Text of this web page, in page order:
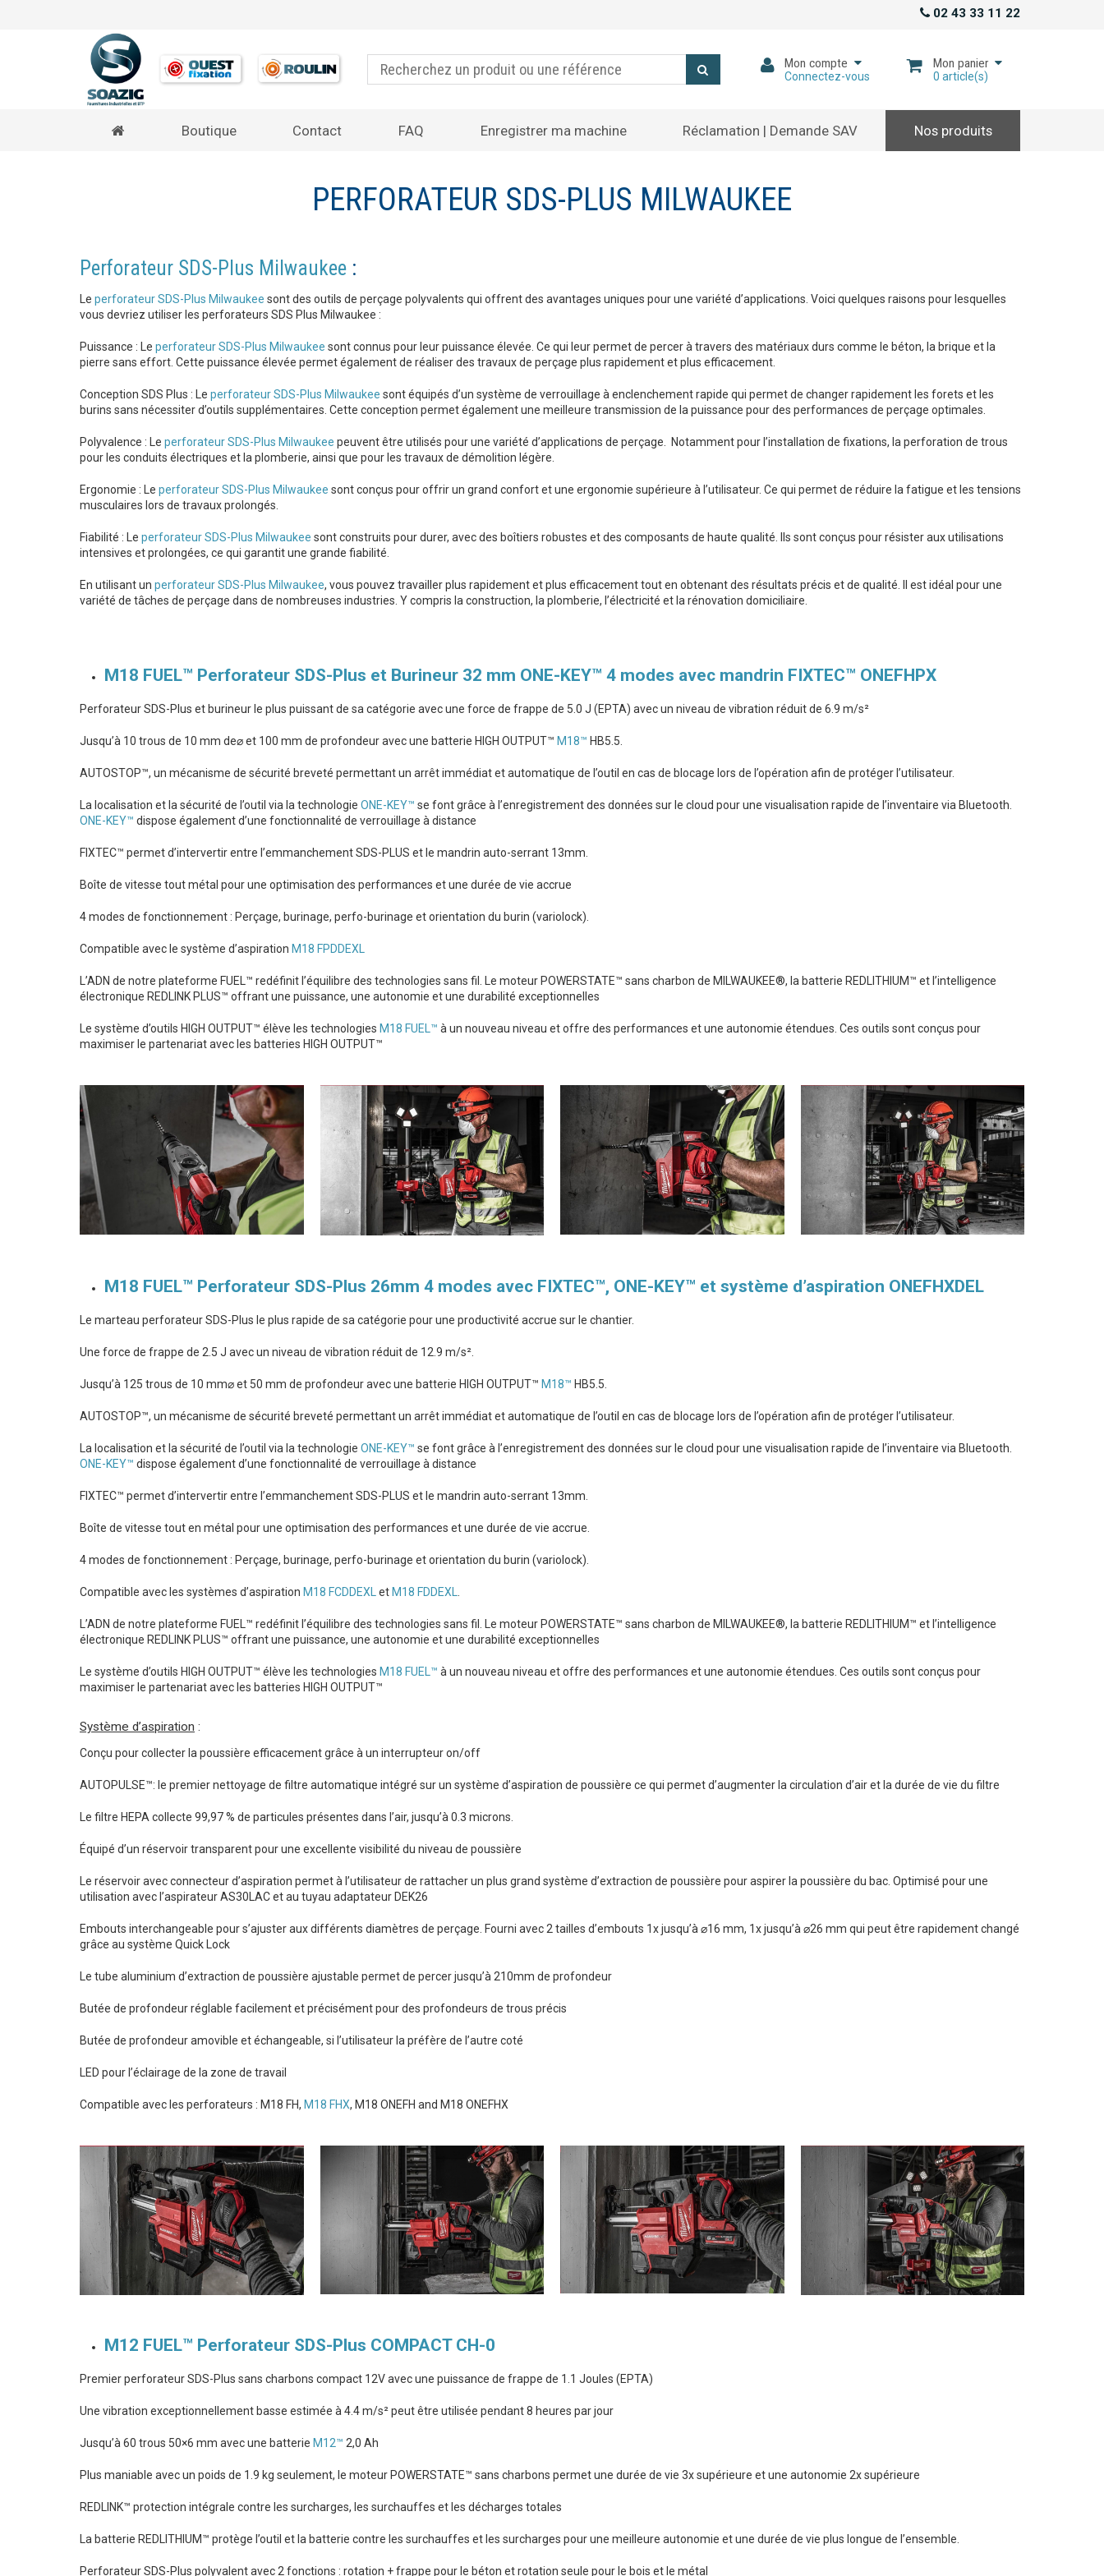
02 43 33 11 22
Mon compte
Connectez-vous
Mon panier
0 article(s)
Boutique Contact FAQ Enregistrer ma machine Réclamation | Demande SAV Nos produits
PERFORATEUR SDS-PLUS MILWAUKEE
Perforateur SDS-Plus Milwaukee :
Le perforateur SDS-Plus Milwaukee sont des outils de perçage polyvalents qui offrent des avantages uniques pour une variété d’applications. Voici quelques raisons pour lesquelles
vous devriez utiliser les perforateurs SDS Plus Milwaukee :
Puissance : Le perforateur SDS-Plus Milwaukee sont connus pour leur puissance élevée. Ce qui leur permet de percer à travers des matériaux durs comme le béton, la brique et la
pierre sans effort. Cette puissance élevée permet également de réaliser des travaux de perçage plus rapidement et plus efficacement.
Conception SDS Plus : Le perforateur SDS-Plus Milwaukee sont équipés d’un système de verrouillage à enclenchement rapide qui permet de changer rapidement les forets et les
burins sans nécessiter d’outils supplémentaires. Cette conception permet également une meilleure transmission de la puissance pour des performances de perçage optimales.
Polyvalence : Le perforateur SDS-Plus Milwaukee peuvent être utilisés pour une variété d’applications de perçage. Notamment pour l’installation de fixations, la perforation de trous
pour les conduits électriques et la plomberie, ainsi que pour les travaux de démolition légère.
Ergonomie : Le perforateur SDS-Plus Milwaukee sont conçus pour offrir un grand confort et une ergonomie supérieure à l’utilisateur. Ce qui permet de réduire la fatigue et les tensions
musculaires lors de travaux prolongés.
Fiabilité : Le perforateur SDS-Plus Milwaukee sont construits pour durer, avec des boîtiers robustes et des composants de haute qualité. Ils sont conçus pour résister aux utilisations
intensives et prolongées, ce qui garantit une grande fiabilité.
En utilisant un perforateur SDS-Plus Milwaukee, vous pouvez travailler plus rapidement et plus efficacement tout en obtenant des résultats précis et de qualité. Il est idéal pour une
variété de tâches de perçage dans de nombreuses industries. Y compris la construction, la plomberie, l’électricité et la rénovation domiciliaire.
M18 FUEL™ Perforateur SDS-Plus et Burineur 32 mm ONE-KEY™ 4 modes avec mandrin FIXTEC™ ONEFHPX
Perforateur SDS-Plus et burineur le plus puissant de sa catégorie avec une force de frappe de 5.0 J (EPTA) avec un niveau de vibration réduit de 6.9 m/s²
Jusqu’à 10 trous de 10 mm de⌀ et 100 mm de profondeur avec une batterie HIGH OUTPUT™ M18™ HB5.5.
AUTOSTOP™, un mécanisme de sécurité breveté permettant un arrêt immédiat et automatique de l’outil en cas de blocage lors de l’opération afin de protéger l’utilisateur.
La localisation et la sécurité de l’outil via la technologie ONE-KEY™ se font grâce à l’enregistrement des données sur le cloud pour une visualisation rapide de l’inventaire via Bluetooth.
ONE-KEY™ dispose également d’une fonctionnalité de verrouillage à distance
FIXTEC™ permet d’intervertir entre l’emmanchement SDS-PLUS et le mandrin auto-serrant 13mm.
Boîte de vitesse tout métal pour une optimisation des performances et une durée de vie accrue
4 modes de fonctionnement : Perçage, burinage, perfo-burinage et orientation du burin (variolock).
Compatible avec le système d’aspiration M18 FPDDEXL
L’ADN de notre plateforme FUEL™ redéfinit l’équilibre des technologies sans fil. Le moteur POWERSTATE™ sans charbon de MILWAUKEE®, la batterie REDLITHIUM™ et l’intelligence
électronique REDLINK PLUS™ offrant une puissance, une autonomie et une durabilité exceptionnelles
Le système d’outils HIGH OUTPUT™ élève les technologies M18 FUEL™ à un nouveau niveau et offre des performances et une autonomie étendues. Ces outils sont conçus pour
maximiser le partenariat avec les batteries HIGH OUTPUT™
M18 FUEL™ Perforateur SDS-Plus 26mm 4 modes avec FIXTEC™, ONE-KEY™ et système d’aspiration ONEFHXDEL
Le marteau perforateur SDS-Plus le plus rapide de sa catégorie pour une productivité accrue sur le chantier.
Une force de frappe de 2.5 J avec un niveau de vibration réduit de 12.9 m/s².
Jusqu’à 125 trous de 10 mm⌀ et 50 mm de profondeur avec une batterie HIGH OUTPUT™ M18™ HB5.5.
AUTOSTOP™, un mécanisme de sécurité breveté permettant un arrêt immédiat et automatique de l’outil en cas de blocage lors de l’opération afin de protéger l’utilisateur.
La localisation et la sécurité de l’outil via la technologie ONE-KEY™ se font grâce à l’enregistrement des données sur le cloud pour une visualisation rapide de l’inventaire via Bluetooth.
ONE-KEY™ dispose également d’une fonctionnalité de verrouillage à distance
FIXTEC™ permet d’intervertir entre l’emmanchement SDS-PLUS et le mandrin auto-serrant 13mm.
Boîte de vitesse tout en métal pour une optimisation des performances et une durée de vie accrue.
4 modes de fonctionnement : Perçage, burinage, perfo-burinage et orientation du burin (variolock).
Compatible avec les systèmes d’aspiration M18 FCDDEXL et M18 FDDEXL
L’ADN de notre plateforme FUEL™ redéfinit l’équilibre des technologies sans fil. Le moteur POWERSTATE™ sans charbon de MILWAUKEE®, la batterie REDLITHIUM™ et l’intelligence
électronique REDLINK PLUS™ offrant une puissance, une autonomie et une durabilité exceptionnelles
Le système d’outils HIGH OUTPUT™ élève les technologies M18 FUEL™ à un nouveau niveau et offre des performances et une autonomie étendues. Ces outils sont conçus pour
maximiser le partenariat avec les batteries HIGH OUTPUT™
Système d’aspiration :
Conçu pour collecter la poussière efficacement grâce à un interrupteur on/off
AUTOPULSE™: le premier nettoyage de filtre automatique intégré sur un système d’aspiration de poussière ce qui permet d’augmenter la circulation d’air et la durée de vie du filtre
Le filtre HEPA collecte 99,97 % de particules présentes dans l’air, jusqu’à 0.3 microns.
Équipé d’un réservoir transparent pour une excellente visibilité du niveau de poussière
Le réservoir avec connecteur d’aspiration permet à l’utilisateur de rattacher un plus grand système d’extraction de poussière pour aspirer la poussière du bac. Optimisé pour une
utilisation avec l’aspirateur AS30LAC et au tuyau adaptateur DEK26
Embouts interchangeable pour s’ajuster aux différents diamètres de perçage. Fourni avec 2 tailles d’embouts 1x jusqu’à ⌀16 mm, 1x jusqu’à ⌀26 mm qui peut être rapidement changé
grâce au système Quick Lock
Le tube aluminium d’extraction de poussière ajustable permet de percer jusqu’à 210mm de profondeur
Butée de profondeur réglable facilement et précisément pour des profondeurs de trous précis
Butée de profondeur amovible et échangeable, si l’utilisateur la préfère de l’autre coté
LED pour l’éclairage de la zone de travail
Compatible avec les perforateurs : M18 FH, M18 FHX, M18 ONEFH and M18 ONEFHX
M12 FUEL™ Perforateur SDS-Plus COMPACT CH-0
Premier perforateur SDS-Plus sans charbons compact 12V avec une puissance de frappe de 1.1 Joules (EPTA)
Une vibration exceptionnellement basse estimée à 4.4 m/s² peut être utilisée pendant 8 heures par jour
Jusqu’à 60 trous 50×6 mm avec une batterie M12™ 2,0 Ah
Plus maniable avec un poids de 1.9 kg seulement, le moteur POWERSTATE™ sans charbons permet une durée de vie 3x supérieure et une autonomie 2x supérieure
REDLINK™ protection intégrale contre les surcharges, les surchauffes et les décharges totales
La batterie REDLITHIUM™ protège l’outil et la batterie contre les surchauffes et les surcharges pour une meilleure autonomie et une durée de vie plus longue de l’ensemble.
Perforateur SDS-Plus polyvalent avec 2 fonctions : rotation + frappe pour le béton et rotation seule pour le bois et le métal